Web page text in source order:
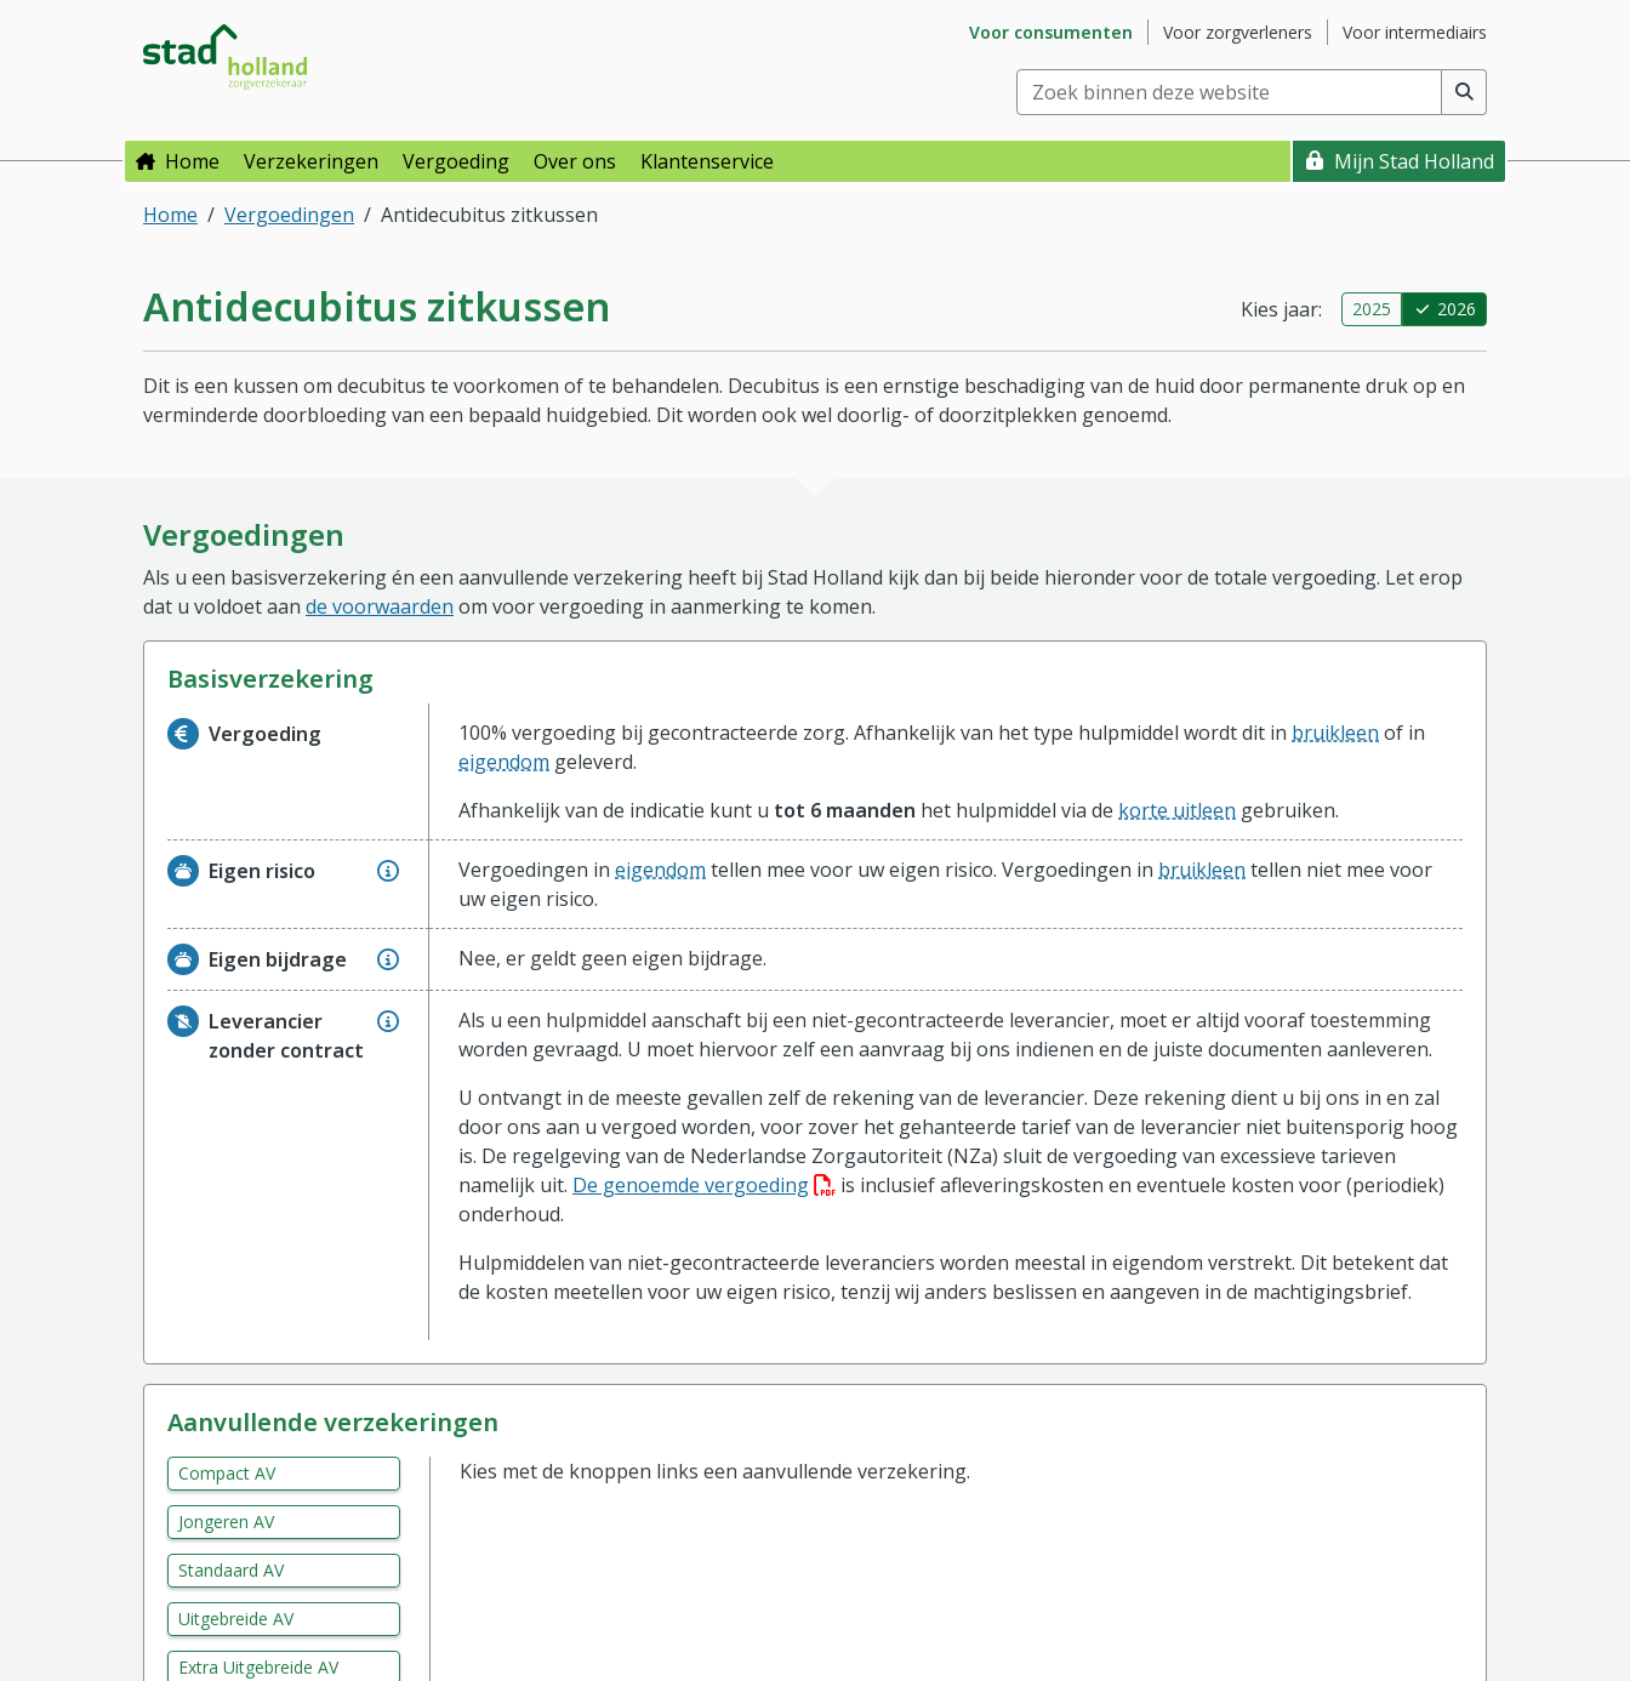
Direct naar hoofdinhoud
Direct naar hoofdmenu Ga naar subsite
Voor consumenten Ga naar subsite
Voor zorgverleners Ga naar subsite
Voor intermediairs
Zoek binnen deze website(min. 2 tekens)
Home Verzekeringen Vergoeding Over ons Klantenservice
Mijn Stad Holland
Home
Vergoedingen Antidecubitus zitkussen
Antidecubitus zitkussen Kies jaar: 2025 2026
Dit is een kussen om decubitus te voorkomen of te behandelen. Decubitus is een ernstige beschadiging van de huid door permanente druk op en
verminderde doorbloeding van een bepaald huidgebied. Dit worden ook wel doorlig- of doorzitplekken genoemd.
Vergoedingen
Als u een basisverzekering én een aanvullende verzekering heeft bij Stad Holland kijk dan bij beide hieronder voor de totale vergoeding. Let erop
dat u voldoet aan de voorwaarden om voor vergoeding in aanmerking te komen.
basisverzekering
Informatie over de vergoeding van de basisverzekering
Vergoeding 100% vergoeding bij gecontracteerde zorg. Afhankelijk van het type hulpmiddel wordt dit in bruikleen of in
eigendom geleverd.
Afhankelijk van de indicatie kunt u tot 6 maanden het hulpmiddel via de korte uitleen gebruiken.
Eigen risico Vergoedingen in eigendom tellen mee voor uw eigen risico. Vergoedingen in bruikleen tellen niet mee voor
uw eigen risico.
Eigen bijdrage Nee, er geldt geen eigen bijdrage.
Leverancier
zonder contract
Als u een hulpmiddel aanschaft bij een niet-gecontracteerde leverancier, moet er altijd vooraf toestemming
worden gevraagd. U moet hiervoor zelf een aanvraag bij ons indienen en de juiste documenten aanleveren.
U ontvangt in de meeste gevallen zelf de rekening van de leverancier. Deze rekening dient u bij ons in en zal
door ons aan u vergoed worden, voor zover het gehanteerde tarief van de leverancier niet buitensporig hoog
is. De regelgeving van de Nederlandse Zorgautoriteit (NZa) sluit de vergoeding van excessieve tarieven
namelijk uit. De genoemde vergoeding(PDF bestand, download bestand)
is inclusief afleveringskosten en eventuele kosten voor (periodiek)
onderhoud.
Hulpmiddelen van niet-gecontracteerde leveranciers worden meestal in eigendom verstrekt. Dit betekent dat
de kosten meetellen voor uw eigen risico, tenzij wij anders beslissen en aangeven in de machtigingsbrief.
aanvullende verzekeringen
Compact AV
Jongeren AV
Standaard AV
Uitgebreide AV
Extra Uitgebreide AV
Kies met de knoppen links een aanvullende verzekering.